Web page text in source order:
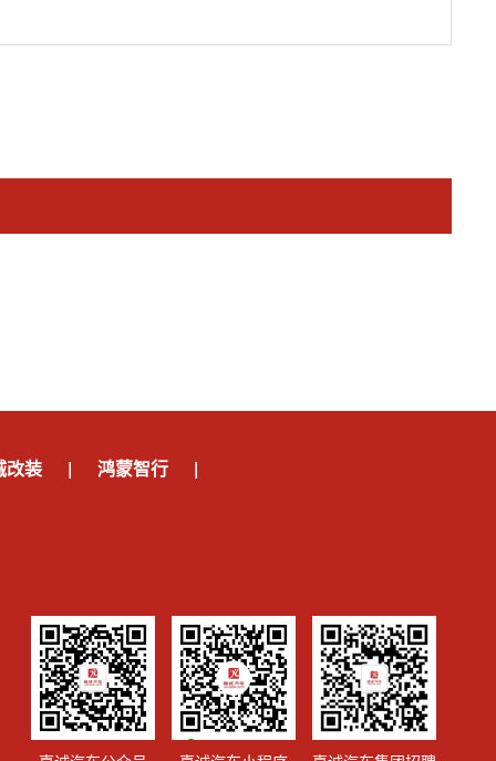
改装 | 鸿蒙智行 |